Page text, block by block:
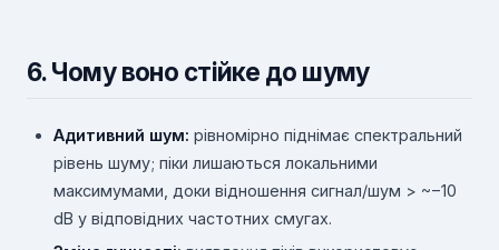
6. Чому воно стійке до шуму
Адитивний шум: рівномірно піднімає спектральний
рівень шуму; піки лишаються локальними
максимумами, доки відношення сигнал/шум > ~−10
dB у відповідних частотних смугах.